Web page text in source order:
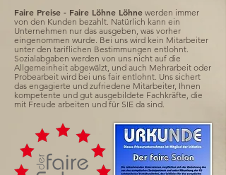
Faire Preise - Faire Löhne Löhne werden immer
von den Kunden bezahlt. Natürlich kann ein
Unternehmen nur das ausgeben, was vorher
eingenommen wurde. Bei uns wird kein Mitarbeiter
unter den tariflichen Bestimmungen entlohnt.
Sozialabgaben werden von uns nicht auf die
Allgemeinheit abgewälzt, und auch Mehrarbeit oder
Probearbeit wird bei uns fair entlohnt. Uns sichert
das engagierte und zufriedene Mitarbeiter, Ihnen
kompetente und gut ausgebildete Fachkräfte, die
mit Freude arbeiten und für SIE da sind.